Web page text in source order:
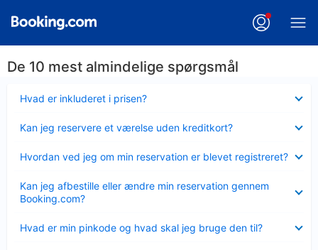
De 10 mest almindelige spørgsmål
Hvad er inkluderet i prisen?
Kan jeg reservere et værelse uden kreditkort?
Hvordan ved jeg om min reservation er blevet registreret?
Kan jeg afbestille eller ændre min reservation gennem
Booking.com?
Hvad er min pinkode og hvad skal jeg bruge den til?